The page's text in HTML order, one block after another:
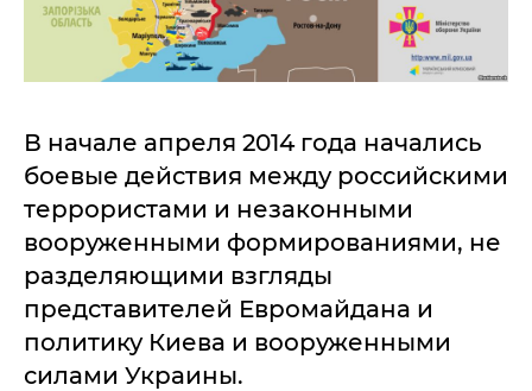
В начале апреля 2014 года начались
боевые действия между российскими
террористами и незаконными
вооруженными формированиями, не
разделяющими взгляды
представителей Евромайдана и
политику Киева и вооруженными
силами Украины.